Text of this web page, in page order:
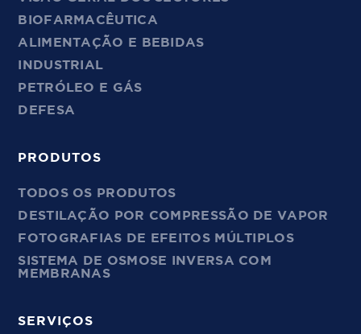
BIOFARMACÊUTICA
ALIMENTAÇÃO E BEBIDAS
INDUSTRIAL
PETRÓLEO E GÁS
DEFESA
PRODUTOS
TODOS OS PRODUTOS
DESTILAÇÃO POR COMPRESSÃO DE VAPOR
FOTOGRAFIAS DE EFEITOS MÚLTIPLOS
SISTEMA DE OSMOSE INVERSA COM
MEMBRANAS
SERVIÇOS